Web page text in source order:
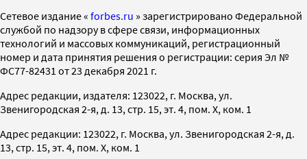
Cетевое издание « forbes.ru » зарегистрировано Федеральной
службой по надзору в сфере связи, информационных
технологий и массовых коммуникаций, регистрационный
номер и дата принятия решения о регистрации: серия Эл №
ФС77-82431 от 23 декабря 2021 г.
Адрес редакции, издателя: 123022, г. Москва, ул.
Звенигородская 2-я, д. 13, стр. 15, эт. 4, пом. X, ком. 1
Адрес редакции: 123022, г. Москва, ул. Звенигородская 2-я, д.
13, стр. 15, эт. 4, пом. X, ком. 1